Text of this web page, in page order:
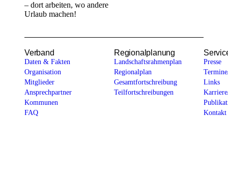
– dort arbeiten, wo andere
Urlaub machen!
Verband
Daten & Fakten
Organisation
Mitglieder
Ansprechpartner
Kommunen
FAQ
Regionalplanung
Landschaftsrahmenplan
Regionalplan
Gesamtfortschreibung
Teilfortschreibungen
Presse
Links
Kontakt